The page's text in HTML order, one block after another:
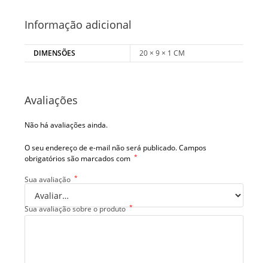
Informação adicional
DIMENSÕES 20 × 9 × 1 CM
Avaliações
Não há avaliações ainda.
O seu endereço de e-mail não será publicado.Campos
obrigatórios são marcados com *
Sua avaliação *
Sua avaliação sobre o produto *